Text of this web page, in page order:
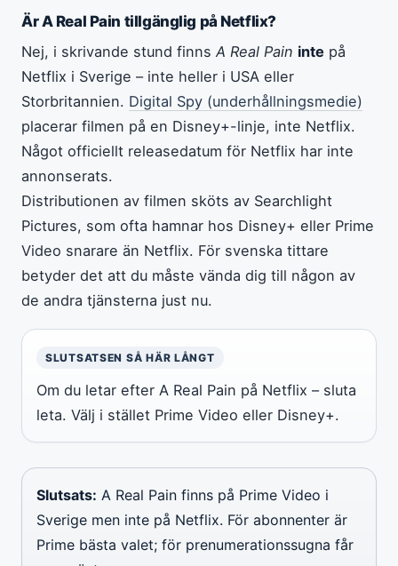
Är A Real Pain tillgänglig på Netflix?
Nej, i skrivande stund finns A Real Pain inte på
Netflix i Sverige – inte heller i USA eller
Storbritannien. Digital Spy (underhållningsmedie)
placerar filmen på en Disney+-linje, inte Netflix.
Något officiellt releasedatum för Netflix har inte
annonserats.
Distributionen av filmen sköts av Searchlight
Pictures, som ofta hamnar hos Disney+ eller Prime
Video snarare än Netflix. För svenska tittare
betyder det att du måste vända dig till någon av
de andra tjänsterna just nu.
SLUTSATSEN SÅ HÄR LÅNGT
Om du letar efter A Real Pain på Netflix – sluta
leta. Välj i stället Prime Video eller Disney+.
Slutsats: A Real Pain finns på Prime Video i
Sverige men inte på Netflix. För abonnenter är
Prime bästa valet; för prenumerationssugna får